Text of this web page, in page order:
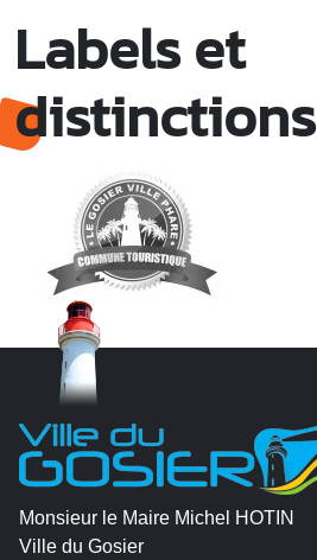
Labels et
distinctions
Monsieur le Maire Michel HOTIN
Ville du Gosier